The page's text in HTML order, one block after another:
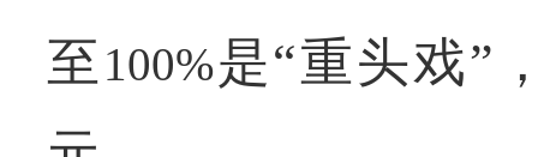
至 100%是“重头戏”